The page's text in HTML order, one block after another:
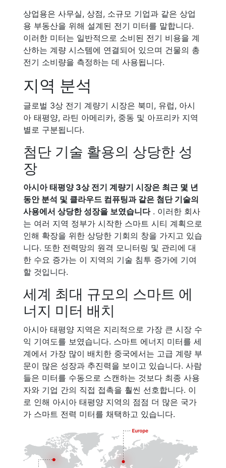
상업용은 사무실, 상점, 소규모 기업과 같은 상업
용 부동산을 위해 설계된 전기 미터를 말합니다.
이러한 미터는 일반적으로 소비된 전기 비용을 계
산하는 계량 시스템에 연결되어 있으며 건물의 총
전기 소비량을 측정하는 데 사용됩니다.
지역 분석
글로벌 3상 전기 계량기 시장은 북미, 유럽, 아시
아 태평양, 라틴 아메리카, 중동 및 아프리카 지역
별로 구분됩니다.
첨단 기술 활용의 상당한 성
장
아시아 태평양 3상 전기 계량기 시장은 최근 몇 년
동안 분석 및 클라우드 컴퓨팅과 같은 첨단 기술의
사용에서 상당한 성장을 보였습니다. 이러한 회사
는 여러 지역 정부가 시작한 스마트 시티 계획으로
인해 확장을 위한 상당한 기회의 창을 가지고 있습
니다. 또한 전력망의 원격 모니터링 및 관리에 대
한 수요 증가는 이 지역의 기술 침투 증가에 기여
할 것입니다.
세계 최대 규모의 스마트 에
너지 미터 배치
아시아 태평양 지역은 지리적으로 가장 큰 시장 수
익 기여도를 보였습니다. 스마트 에너지 미터를 세
계에서 가장 많이 배치한 중국에서는 고급 계량 부
문이 많은 성장과 추진력을 보이고 있습니다. 사람
들은 미터를 수동으로 스캔하는 것보다 최종 사용
자와 기업 간의 직접 접촉을 훨씬 선호합니다. 이
로 인해 아시아 태평양 지역의 점점 더 많은 국가
가 스마트 전력 미터를 채택하고 있습니다.